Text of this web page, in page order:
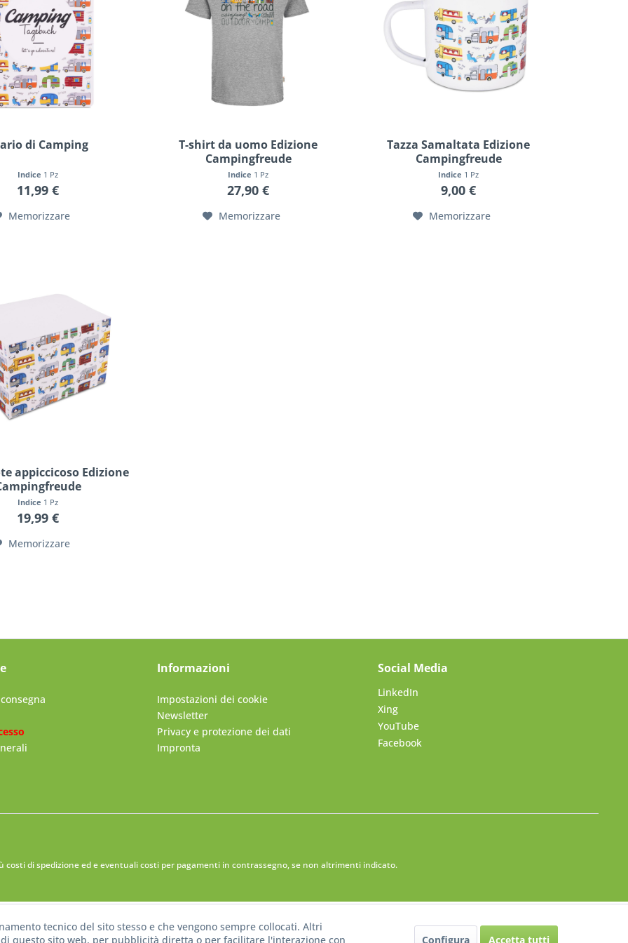
di Camping
Indice 1 Pz
11,99 €
Memorizzare
T-shirt da uomo Edizione
Campingfreude
Indice 1 Pz
27,90 €
Memorizzare
Tazza Samaltata Edizione
Campingfreude
Indice 1 Pz
9,00 €
Memorizzare
appiccicoso Edizione
Indice 1 Pz
19,99 €
Memorizzare
Informazioni
Impostazioni dei cookie
Newsletter
Privacy e protezione dei dati
Impronta
Social Media
LinkedIn
Xing
YouTube
Facebook
costi di spedizioneed e eventuali costi per pagamenti in contrassegno, se non altrimenti indicato.
tecnico del sito stesso e che vengono sempre collocati. Altri
questo sito web, per pubblicità diretta o per facilitare l'interazione con
Configura Accetta tutti